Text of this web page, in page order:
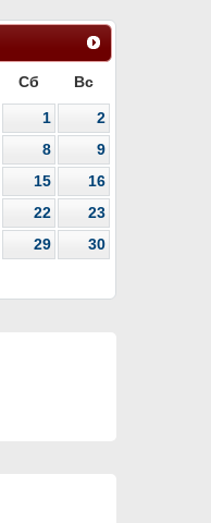
Сб Вс
1
2
8
9
15
16
22
23
29
30